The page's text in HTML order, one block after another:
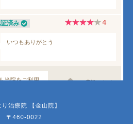
治療院 【金山院】
〒460-0022